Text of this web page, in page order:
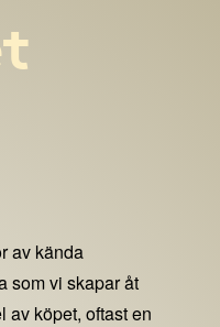
av kända
som vi skapar åt
av köpet, oftast en